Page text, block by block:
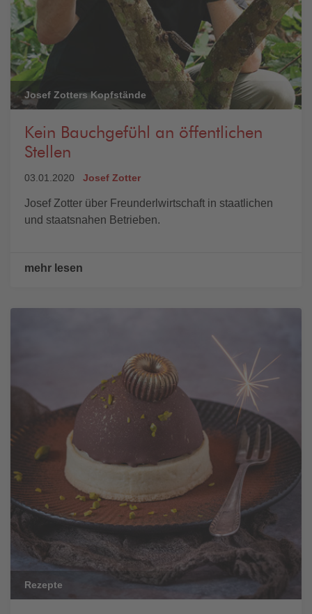
Josef Zotters Kopfstände
Kein Bauchgefühl an öffentlichen
Stellen
03.01.2020 Josef Zotter
Josef Zotter über Freunderlwirtschaft in staatlichen
und staatsnahen Betrieben.
mehr lesen
Rezepte